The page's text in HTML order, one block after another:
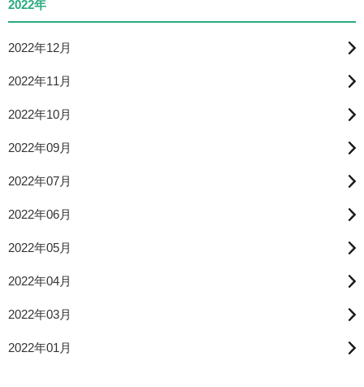
2022年
2022年12月
2022年11月
2022年10月
2022年09月
2022年07月
2022年06月
2022年05月
2022年04月
2022年03月
2022年01月